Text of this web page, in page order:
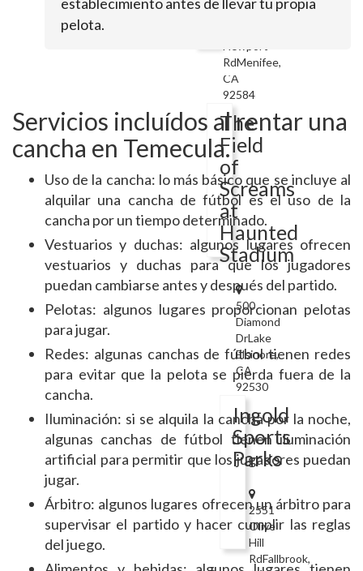
RdMenifee,
CA
92584
The
Field
of
Screams
at
Haunted
Stadium
500
Diamond
DrLake
Elsinore,
CA
92530
Ingold
Sports
Parks
2551
Olive
Hill
RdFallbrook,
pelota.
Servicios incluídos al rentar una
cancha en Temecula.
Uso de la cancha: lo más básico que se incluye al
alquilar una cancha de fútbol es el uso de la
cancha por un tiempo determinado.
Vestuarios y duchas: algunos lugares ofrecen
vestuarios y duchas para que los jugadores
puedan cambiarse antes y después del partido.
Pelotas: algunos lugares proporcionan pelotas
para jugar.
Redes: algunas canchas de fútbol tienen redes
para evitar que la pelota se pierda fuera de la
cancha.
Iluminación: si se alquila la cancha por la noche,
algunas canchas de fútbol tienen iluminación
artificial para permitir que los jugadores puedan
jugar.
Árbitro: algunos lugares ofrecen un árbitro para
supervisar el partido y hacer cumplir las reglas
del juego.